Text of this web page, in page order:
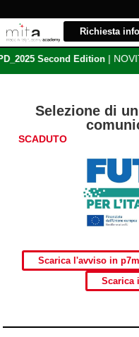
Richiesta
Second Edition|
Selezione di
SCADUTO
Scarica l'avviso in p7m
Scarica